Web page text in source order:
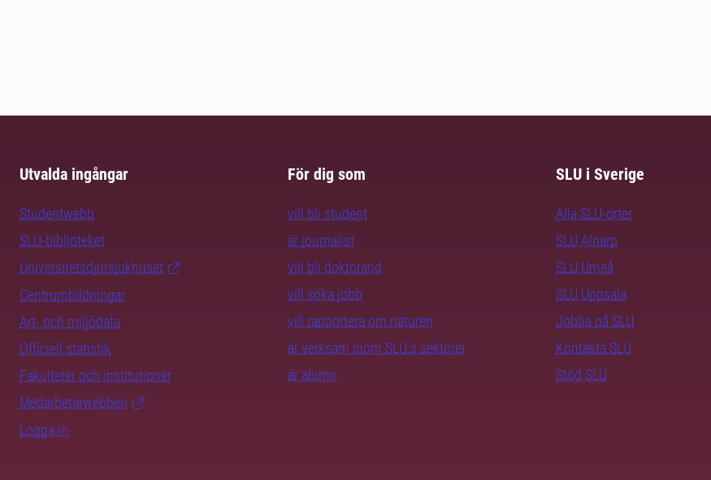
Utvalda ingångar
Studentwebb
SLU-biblioteket
Universitetsdjursjukhuset
Centrumbildningar
Art- och miljödata
Officiell statistik
Fakulteter och institutioner
Medarbetarwebben
Logga in
För dig som
vill bli student
är journalist
vill bli doktorand
vill söka jobb
vill rapportera om naturen
är verksam inom SLU:s sektorer
är alumn
SLU i Sverige
Alla SLU-orter
SLU Alnarp
SLU Umeå
SLU Uppsala
Jobba på SLU
Kontakta SLU
Stöd SLU